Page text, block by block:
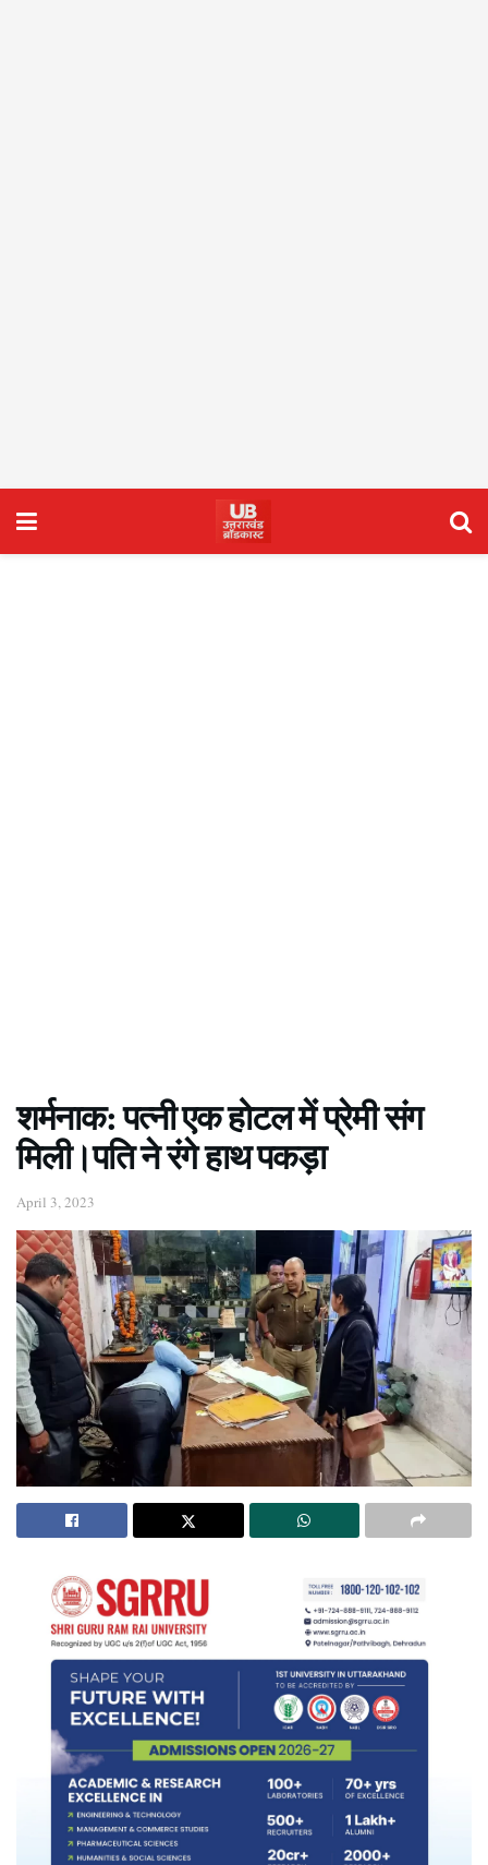
शर्मनाक: पत्नी एक होटल में प्रेमी संग
मिली।पति ने रंगे हाथ पकड़ा
April 3, 2023